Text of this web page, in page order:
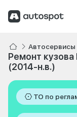
Автосервисы
Ремонт кузова
(2014-н.в.)
ТО по